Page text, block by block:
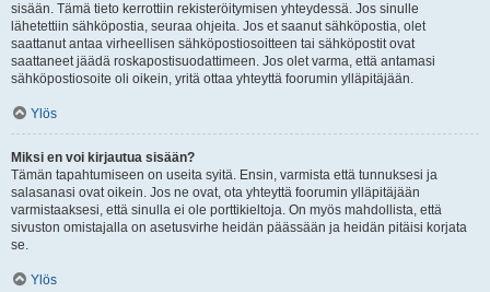
sisään. Tämä tieto kerrottiin rekisteröitymisen yhteydessä. Jos sinulle
lähetettiin sähköpostia, seuraa ohjeita. Jos et saanut sähköpostia, olet
saattanut antaa virheellisen sähköpostiosoitteen tai sähköpostit ovat
saattaneet jäädä roskapostisuodattimeen. Jos olet varma, että antamasi
sähköpostiosoite oli oikein, yritä ottaa yhteyttä foorumin ylläpitäjään.
Ylös
Miksi en voi kirjautua sisään?
Tämän tapahtumiseen on useita syitä. Ensin, varmista että tunnuksesi ja
salasanasi ovat oikein. Jos ne ovat, ota yhteyttä foorumin ylläpitäjään
varmistaaksesi, että sinulla ei ole porttikieltoja. On myös mahdollista, että
sivuston omistajalla on asetusvirhe heidän päässään ja heidän pitäisi korjata
se.
Ylös